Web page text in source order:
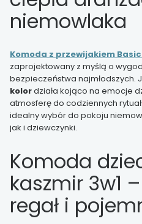
niemowlaka
Komoda z przewijakiem
zaprojektowany z myślą o
bezpieczeństwa najmłodszych.
kolordziała kojąco na emocje
atmosferę do codziennych
idealny wybór do pokoju
jak i dziewczynki.
Komoda
kaszmir 3w1
regał i